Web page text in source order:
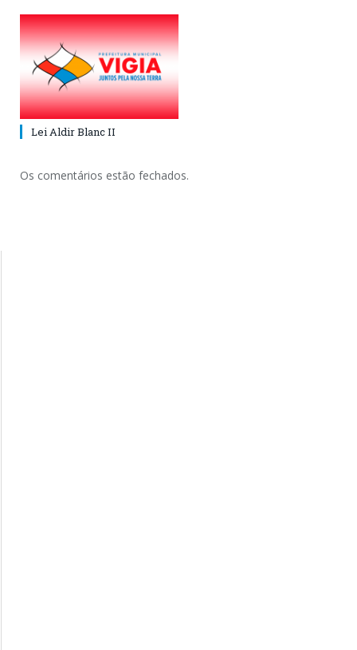
Lei Aldir Blanc II
Os comentários estão fechados.